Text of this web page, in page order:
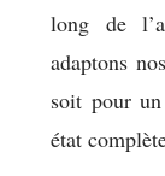
long de
adaptons
soit pour
état